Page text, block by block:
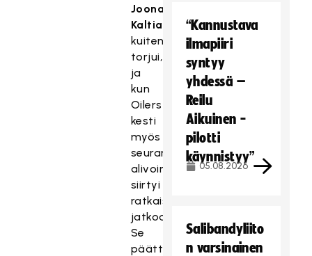
Joonas
Kaltiainen
kuitenkin
torjui,
ja
kun
Oilers
kesti
myös
seuranneen
alivoiman,
siirtyi
ratkaisu
jatkoajalle.
Se
päättyi
“Kannustava
ilmapiiri
syntyy
yhdessä –
Reilu
Aikuinen -
pilotti
käynnistyy”
05.08.2026
Salibandyliito
n varsinainen